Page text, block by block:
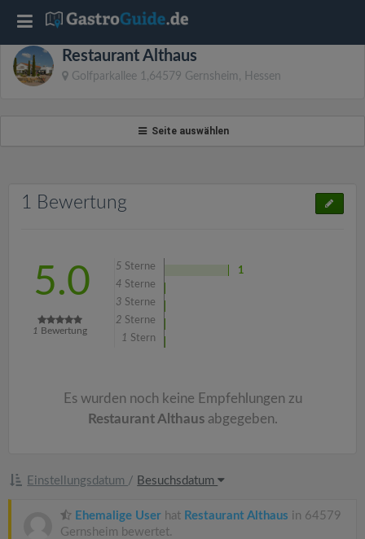
Restaurant Althaus
Golfparkallee 1,64579 Gernsheim, Hessen
Seite auswählen
1 Bewertung
5.0
1 Bewertung
5 Sterne
1
4 Sterne
3 Sterne
2 Sterne
1 Stern
Es wurden noch keine Empfehlungen zu
Restaurant Althausabgegeben.
Einstellungsdatum / Besuchsdatum
Ehemalige User hat Restaurant Althaus in 64579
Gernsheim bewertet.
T
o
n
a